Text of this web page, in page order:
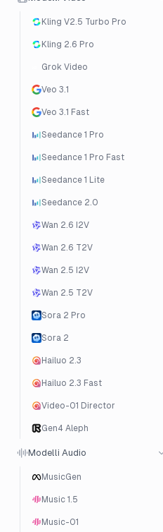
Kling V2.5 Turbo Pro
Kling 2.6 Pro
Grok Video
Veo 3.1
Veo 3.1 Fast
Seedance 1 Pro
Seedance 1 Pro Fast
Seedance 1 Lite
Seedance 2.0
Wan 2.6 I2V
Wan 2.6 T2V
Wan 2.5 I2V
Wan 2.5 T2V
Sora 2 Pro
Sora 2
Hailuo 2.3
Hailuo 2.3 Fast
Video-01 Director
Gen4 Aleph
Modelli Audio
MusicGen
Music 1.5
Music-01